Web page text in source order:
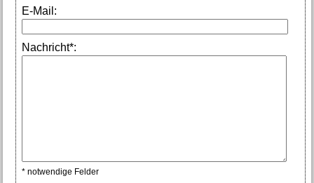
E-Mail:
Nachricht*:
* notwendige Felder